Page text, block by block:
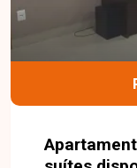
é financiável. Agende uma visita e conheça de
perto esta
Europa. Um
conforto,
lazer em